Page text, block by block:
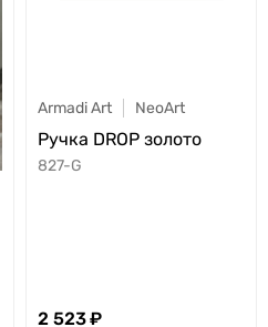
Armadi Art NeoArt
Ручка DROP золото
827-G
2 523